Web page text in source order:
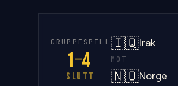
GRUPPESPILL
1–4
SLUTT
🇮🇶Irak
MOT
🇳🇴Norge